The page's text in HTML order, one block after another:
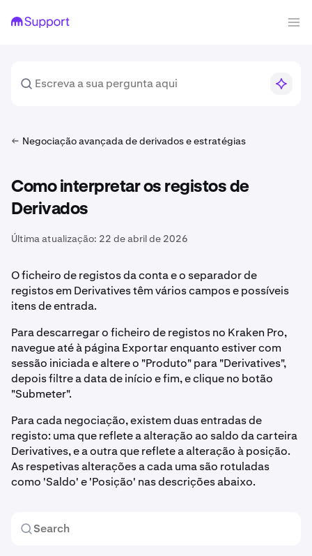
Negociação avançada de derivados e estratégias
Como interpretar os registos de
Derivados
Última atualização: 22 de abril de 2026
O ficheiro de registos da conta e o separador de
registos em Derivatives têm vários campos e possíveis
itens de entrada.
Para descarregar o ficheiro de registos no Kraken Pro,
navegue até à página Exportar enquanto estiver com
sessão iniciada e altere o "Produto" para "Derivatives",
depois filtre a data de início e fim, e clique no botão
"Submeter".
Para cada negociação, existem duas entradas de
registo: uma que reflete a alteração ao saldo da carteira
Derivatives, e a outra que reflete a alteração à posição.
As respetivas alterações a cada uma são rotuladas
como 'Saldo' e 'Posição' nas descrições abaixo.